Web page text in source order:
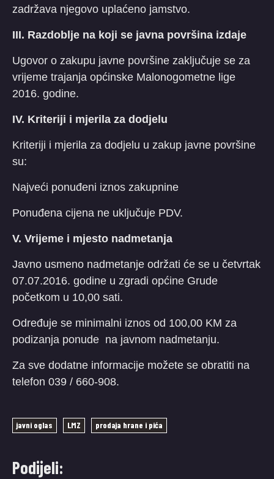
zadržava njegovo uplaćeno jamstvo.
III. Razdoblje na koji se javna površina izdaje
Ugovor o zakupu javne površine zaključuje se za
vrijeme trajanja općinske Malonogometne lige
2016. godine.
IV. Kriteriji i mjerila za dodjelu
Kriteriji i mjerila za dodjelu u zakup javne površine
su:
Najveći ponuđeni iznos zakupnine
Ponuđena cijena ne uključuje PDV.
V. Vrijeme i mjesto nadmetanja
Javno usmeno nadmetanje održati će se u četvrtak
07.07.2016. godine u zgradi općine Grude
početkom u 10,00 sati.
Određuje se minimalni iznos od 100,00 KM za
podizanja ponude na javnom nadmetanju.
Za sve dodatne informacije možete se obratiti na
telefon 039 / 660-908.
javni oglas LMZ prodaja hrane i pića
Podijeli: